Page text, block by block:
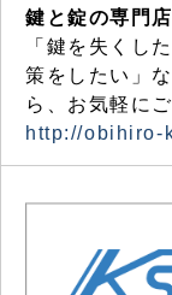
鍵と錠の専門店
「鍵を失くし
策をしたい」
ら、お気軽に
http://obihiro-